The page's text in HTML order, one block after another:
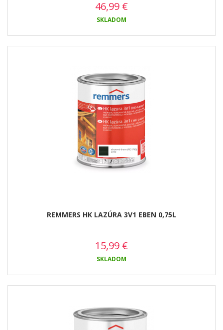
46,99 €
SKLADOM
REMMERS HK LAZÚRA 3V1 EBEN 0,75L
15,99 €
SKLADOM